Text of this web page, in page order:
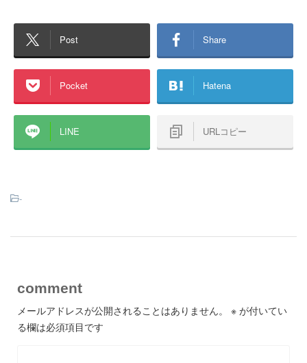
Post Share
Pocket Hatena
LINE URLコピー
-
comment
メールアドレスが公開されることはありません。 ※ が付いてい
る欄は必須項目です